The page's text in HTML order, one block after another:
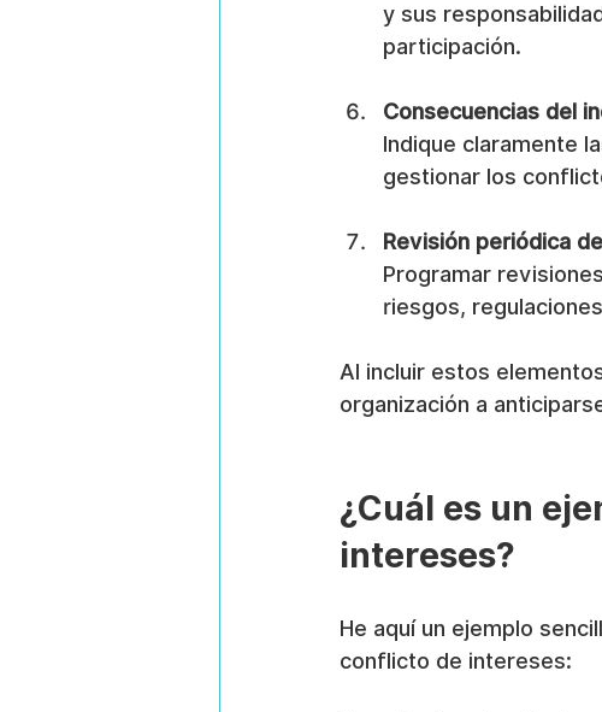
y sus
participación.
Consecuencias del
Indique claramente
gestionar los
Revisión periódica
Programar
riesgos,
Al incluir estos
organización a
¿Cuál es un
intereses?
He aquí un ejemplo
conflicto de intereses: